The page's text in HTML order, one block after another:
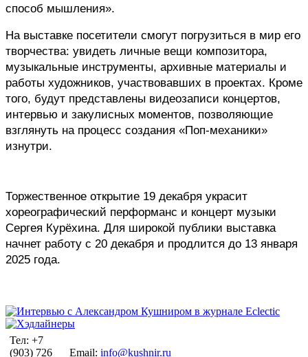
способ мышления».
На выставке посетители смогут погрузиться в мир его
творчества: увидеть личные вещи композитора,
музыкальные инструменты, архивные материалы и
работы художников, участвовавших в проектах. Кроме
того, будут представлены видеозаписи концертов,
интервью и закулисных моментов, позволяющие
взглянуть на процесс создания «Поп-механики»
изнутри.
Торжественное открытие 19 декабря украсит
хореографический перформанс и концерт музыки
Сергея Курёхина. Для широкой публики выставка
начнет работу с 20 декабря и продлится до 13 января
2025 года.
Тел: +7
(903) 726
Email: info@kushnir.ru